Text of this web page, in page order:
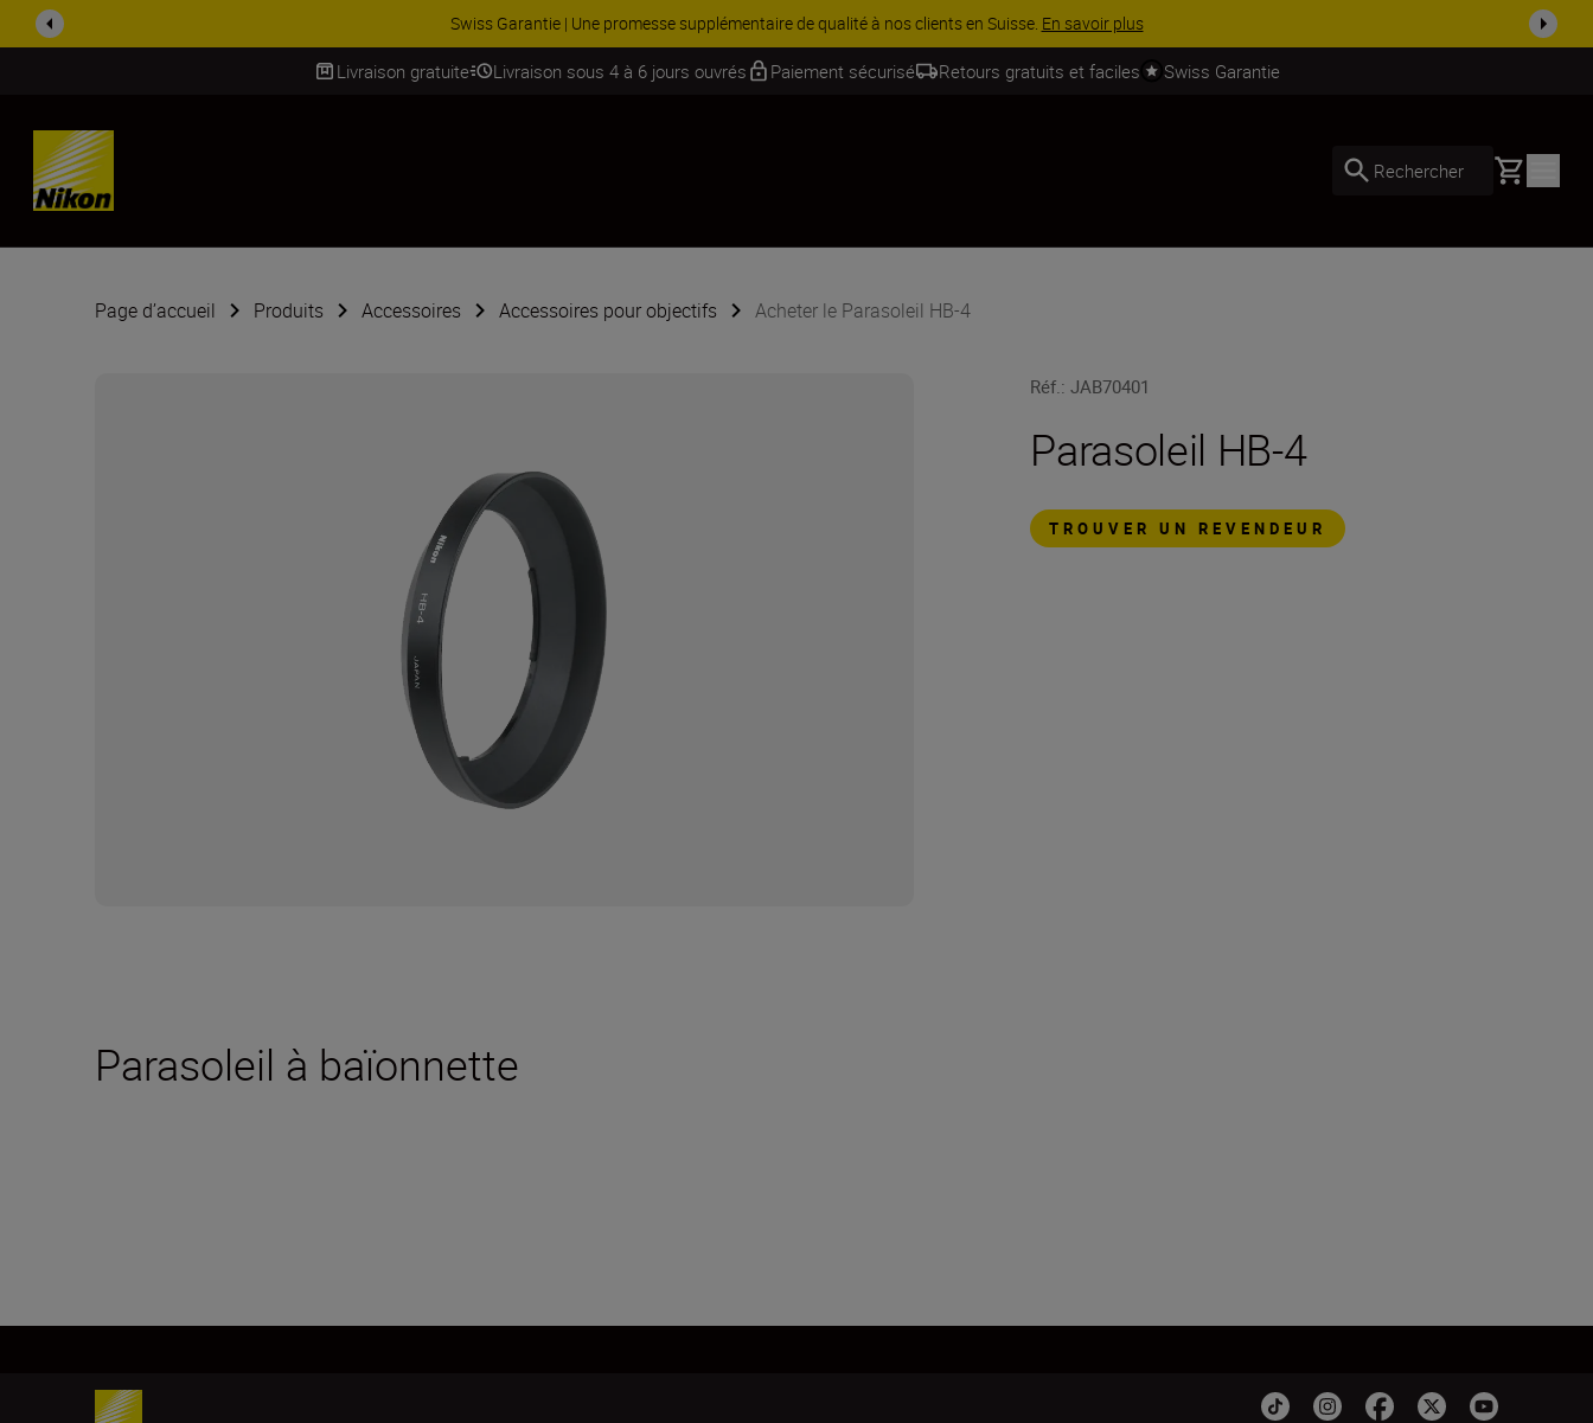
Swiss Garantie | Une promesse supplémentaire de qualité à nos clients en Suisse. En savoir plus
Livraison gratuite Livraison sous 4 à 6 jours ouvrés Paiement sécurisé Retours gratuits et faciles Swiss Garantie
SKIP
Rechercher Basket
Page d’accueil Produits Accessoires Accessoires pour objectifs Acheter le Parasoleil HB-4
Réf.:JAB70401
Parasoleil HB-4
TROUVER UN REVENDEUR
Parasoleil à baïonnette